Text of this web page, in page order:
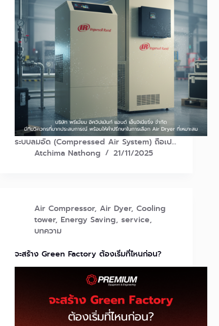
ระบบลมอัด (Compressed Air System) ถือเป…
Atchima Nathong
21/11/2025
Air Compressor, Air Dyer, Cooling
tower, Energy Saving, service,
บทความ
จะสร้าง Green Factory ต้องเริ่มที่ไหนก่อน?